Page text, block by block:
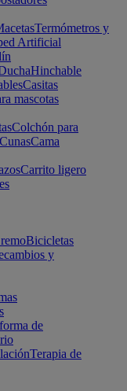
Termómetros y
Artificial
Hinchable
Casitas
mascotas
Colchón para
CunasCama
Carrito ligero
Bicicletas
y
de
Terapia de